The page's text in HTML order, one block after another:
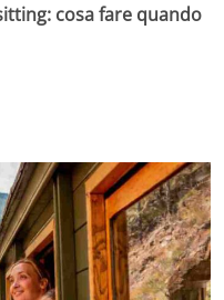
cosa fare quando